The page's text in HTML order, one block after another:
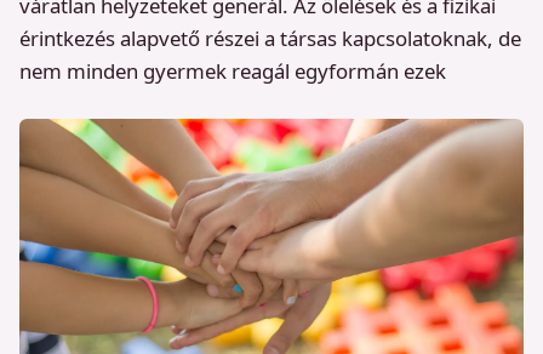
érintkezés alapvető részei a társas kapcsolatoknak, de
nem minden gyermek reagál egyformán ezek